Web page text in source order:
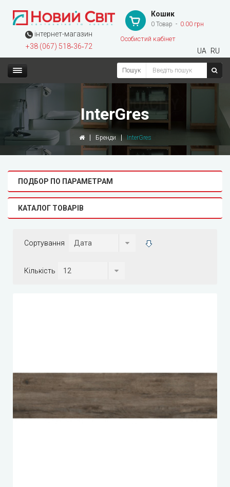
інтернет-магазин
+38 (067) 518‑36‑72
Кошик
0 Товар 0.00 грн
Особистий кабінет
UA RU
Пошук
InterGres
Бренди InterGres
ПОДБОР ПО ПАРАМЕТРАМ
КАТАЛОГ ТОВАРІВ
Сортування
Кількість